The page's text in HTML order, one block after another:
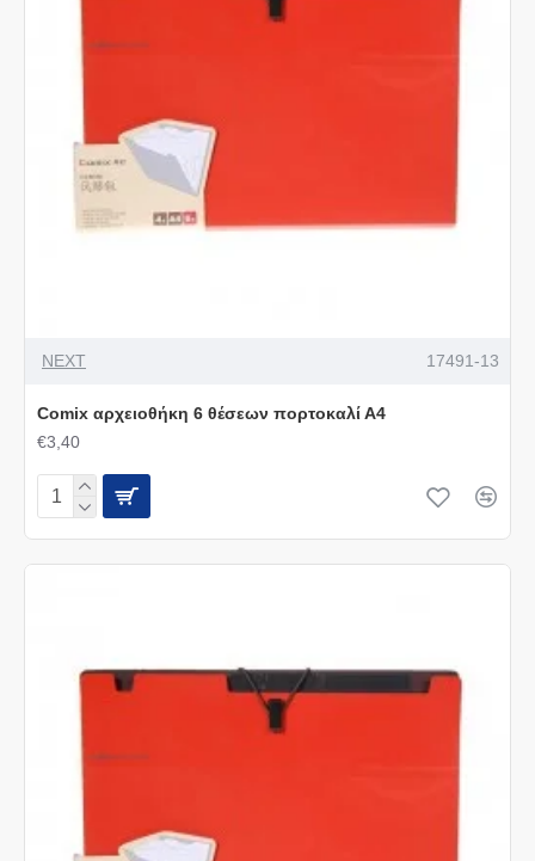
NEXT 17491-13
Comix αρχειοθήκη 6 θέσεων πορτοκαλί Α4
€3,40